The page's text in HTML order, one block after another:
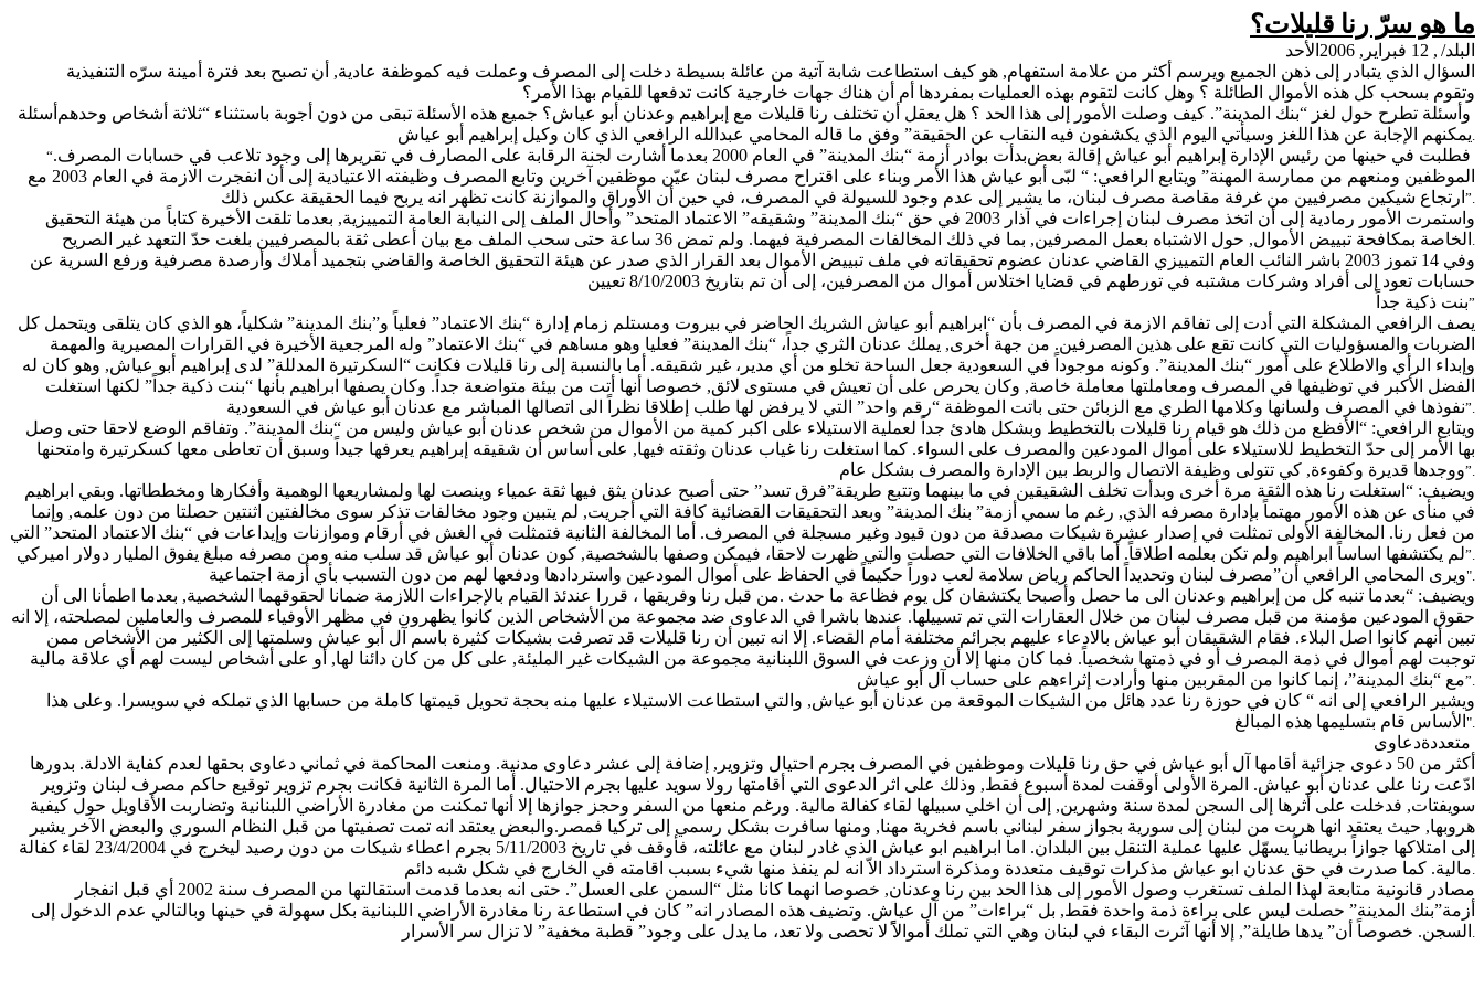
ما هو سرّ رنا قليلات؟
الأحد , 12 فبراير, 2006 البلد/
السؤال الذي يتبادر إلى ذهن الجميع ويرسم أكثر من علامة استفهام, هو كيف استطاعت شابة آتية من عائلة بسيطة دخلت إلى المصرف وعملت فيه كموظفة عادية, أن تصبح بعد فترة أمينة سرّه التنفيذية
وتقوم بسحب كل هذه الأموال الطائلة ؟ وهل كانت لتقوم بهذه العمليات بمفردها أم أن هناك جهات خارجية كانت تدفعها للقيام بهذا الأمر؟
أسئلة
وأسئلة تطرح حول لغز “بنك المدينة”. كيف وصلت الأمور إلى هذا الحد ؟ هل يعقل أن تختلف رنا قليلات مع إبراهيم وعدنان أبو عياش؟ جميع هذه الأسئلة تبقى من دون أجوبة باستثناء “ثلاثة أشخاص وحدهم
يمكنهم الإجابة عن هذا اللغز وسيأتي اليوم الذي يكشفون فيه النقاب عن الحقيقة” وفق ما قاله المحامي عبدالله الرافعي الذي كان وكيل إبراهيم أبو عياش
.
“
بدأت بوادر أزمة “بنك المدينة” في العام 2000 بعدما أشارت لجنة الرقابة على المصارف في تقريرها إلى وجود تلاعب في حسابات المصرف. فطلبت في حينها من رئيس الإدارة إبراهيم أبو عياش إقالة بعض
الموظفين ومنعهم من ممارسة المهنة” ويتابع الرافعي: “ لبّى أبو عياش هذا الأمر وبناء على اقتراح مصرف لبنان عيّن موظفين آخرين وتابع المصرف وظيفته الاعتيادية إلى أن انفجرت الازمة
في العام 2003 مع
ارتجاع شيكين مصرفيين من غرفة مقاصة مصرف لبنان، ما يشير إلى عدم وجود للسيولة في المصرف، في حين أن الأوراق والموازنة كانت تظهر انه يربح فيما الحقيقة عكس ذلك ”.
واستمرت الأمور رمادية إلى أن اتخذ مصرف لبنان إجراءات في آذار 2003 في حق “بنك المدينة” وشقيقه” الاعتماد المتحد” وأحال الملف إلى النيابة العامة التمييزية, بعدما تلقت الأخيرة كتاباً من هيئة التحقيق
الخاصة بمكافحة تبييض الأموال, حول الاشتباه بعمل المصرفين, بما في ذلك المخالفات المصرفية فيهما. ولم تمض 36 ساعة حتى سحب الملف مع بيان أعطى ثقة بالمصرفيين بلغت حدّ التعهد غير الصريح .
وفي 14 تموز 2003 باشر النائب العام التمييزي القاضي عدنان عضوم تحقيقاته في ملف تبييض الأموال بعد القرار الذي صدر عن هيئة التحقيق الخاصة والقاضي بتجميد أملاك وأرصدة مصرفية ورفع السرية عن
حسابات تعود إلى أفراد وشركات مشتبه في تورطهم في قضايا اختلاس أموال من المصرفين، إلى أن تم بتاريخ 8/10/2003 تعيين
بنت ذكية جداً”
يصف الرافعي المشكلة التي أدت إلى تفاقم الازمة في المصرف بأن “ ابراهيم أبو عياش الشريك الحاضر في بيروت ومستلم زمام إدارة “بنك الاعتماد” فعلياً و”بنك المدينة” شكلياً، هو الذي كان يتلقى ويتحمل كل
الضربات والمسؤوليات التي كانت تقع على هذين المصرفين. من جهة أخرى, يملك عدنان الثري جداً، “بنك المدينة” فعليا وهو مساهم في “بنك الاعتماد” وله المرجعية الأخيرة في القرارات المصيرية والمهمة
وإبداء الرأي والاطلاع على أمور “بنك المدينة”. وكونه موجوداً في السعودية جعل الساحة تخلو من أي مدير، غير شقيقه. أما بالنسبة إلى رنا قليلات فكانت “السكرتيرة المدللة” لدى إبراهيم أبو عياش, وهو كان له
الفضل الأكبر في توظيفها في المصرف ومعاملتها معاملة خاصة, وكان يحرص على أن تعيش في مستوى لائق, خصوصا أنها أتت من بيئة متواضعة جداً. وكان يصفها ابراهيم بأنها “بنت ذكية جداً” لكنها استغلت
نفوذها في المصرف ولسانها وكلامها الطري مع الزبائن حتى باتت الموظفة “رقم واحد” التي لا يرفض لها طلب إطلاقا نظراً
الى اتصالها المباشر مع عدنان أبو عياش في السعودية ”.
ويتابع الرافعي: “الأفظع من ذلك هو قيام رنا قليلات بالتخطيط وبشكل هادئ جداً لعملية الاستيلاء على اكبر كمية من الأموال من شخص عدنان أبو عياش وليس من “بنك المدينة”. وتفاقم
الوضع لاحقا حتى وصل
بها الأمر إلى حدّ التخطيط للاستيلاء على أموال المودعين والمصرف على السواء. كما استغلت رنا غياب عدنان وثقته فيها, على أساس أن شقيقه إبراهيم يعرفها جيداً وسبق أن تعاطى معها كسكرتيرة وامتحنها
ووجدها قديرة وكفوءة, كي تتولى وظيفة الاتصال والربط بين الإدارة والمصرف بشكل عام ”.
ويضيف: “استغلت رنا هذه الثقة مرة أخرى وبدأت تخلف الشقيقين في ما بينهما وتتبع طريقة”فرق تسد” حتى أصبح عدنان يثق فيها ثقة عمياء وينصت لها ولمشاريعها الوهمية وأفكارها ومخططاتها. وبقي ابراهيم
في منأى عن هذه الأمور مهتماً بإدارة مصرفه الذي, رغم ما سمي أزمة” بنك المدينة” وبعد التحقيقات القضائية كافة التي أجريت, لم يتبين وجود مخالفات تذكر سوى مخالفتين اثنتين حصلتا من دون علمه, وإنما
من فعل رنا. المخالفة الأولى تمثلت في إصدار عشرة شيكات مصدقة من دون قيود وغير مسجلة في المصرف. أما المخالفة الثانية فتمثلت في الغش في أرقام وموازنات وإيداعات في “بنك الاعتماد المتحد” التي
لم يكتشفها اساساً ابراهيم ولم تكن بعلمه اطلاقاً. أما باقي الخلافات التي حصلت والتي ظهرت لاحقا، فيمكن وصفها بالشخصية, كون عدنان أبو عياش قد سلب منه ومن مصرفه مبلغ يفوق المليار دولار اميركي ”.
ويرى المحامي الرافعي أن”مصرف لبنان وتحديداً الحاكم رياض سلامة لعب دوراً حكيماً في الحفاظ على أموال المودعين واستردادها ودفعها لهم من دون التسبب بأي أزمة اجتماعية".
ويضيف: “بعدما تنبه كل من إبراهيم وعدنان الى ما حصل وأصبحا يكتشفان كل يوم فظاعة ما حدث .من قبل رنا وفريقها ، قررا عندئذ القيام بالإجراءات اللازمة ضمانا لحقوقهما الشخصية, بعدما اطمأنا الى أن
حقوق المودعين مؤمنة من قبل مصرف لبنان من خلال العقارات التي تم تسييلها. عندها باشرا في الدعاوى ضد مجموعة من الأشخاص الذين كانوا يظهرون في مظهر الأوفياء للمصرف والعاملين لمصلحته، إلا انه
تبين أنهم كانوا
اصل البلاء. فقام الشقيقان أبو عياش بالادعاء عليهم بجرائم مختلفة أمام القضاء. إلا انه تبين أن رنا قليلات قد تصرفت بشيكات كثيرة باسم آل أبو عياش وسلمتها إلى الكثير من الأشخاص ممن
توجبت لهم أموال في ذمة المصرف أو في ذمتها شخصياً. فما كان منها إلا أن وزعت في السوق اللبنانية مجموعة من الشيكات غير المليئة, على كل من كان دائنا لها, أو على أشخاص ليست لهم أي علاقة مالية
مع “بنك المدينة”، إنما كانوا من المقربين منها وأرادت إثراءهم على حساب آل أبو عياش ”.
ويشير الرافعي إلى انه “ كان في حوزة رنا عدد هائل من الشيكات الموقعة من عدنان أبو عياش, والتي استطاعت الاستيلاء عليها منه بحجة تحويل قيمتها كاملة من حسابها الذي تملكه في سويسرا. وعلى هذا
الأساس قام بتسليمها هذه المبالغ ".
دعاوىمتعددة
أكثر من 50 دعوى جزائية أقامها آل أبو
عياش في حق رنا قليلات وموظفين في المصرف بجرم احتيال وتزوير, إضافة إلى عشر دعاوى مدنية. ومنعت المحاكمة في ثماني دعاوى بحقها لعدم كفاية الادلة. بدورها
ادّعت رنا على عدنان أبو عياش. المرة الأولى أوقفت لمدة أسبوع فقط, وذلك على اثر الدعوى التي أقامتها رولا سويد عليها بجرم الاحتيال. أما المرة الثانية فكانت بجرم تزوير توقيع حاكم مصرف لبنان وتزوير
سويفتات, فدخلت على أثرها إلى السجن لمدة سنة وشهرين, إلى أن اخلي سبيلها لقاء كفالة مالية. ورغم منعها من السفر وحجز جوازها إلا أنها تمكنت من مغادرة الأراضي اللبنانية وتضاربت الأقاويل حول كيفية
هروبها, حيث يعتقد انها هربت من لبنان إلى سورية بجواز سفر لبناني باسم فخرية مهنا, ومنها سافرت بشكل رسمي إلى تركيا فمصر.والبعض يعتقد انه تمت تصفيتها من قبل النظام السوري والبعض الآخر يشير
إلى امتلاكها جوازاً بريطانياً يسهّل عليها عملية التنقل بين البلدان. اما ابراهيم ابو عياش الذي غادر لبنان مع عائلته، فأوقف في تاريخ 5/11/2003 بجرم اعطاء
شيكات من دون رصيد ليخرج في 23/4/2004 لقاء كفالة
مالية. كما صدرت في حق عدنان ابو عياش مذكرات توقيف متعددة ومذكرة استرداد الاّانه لم ينفذ منها شيء بسبب اقامته في الخارج في شكل شبه دائم .
مصادر قانونية متابعة لهذا الملف تستغرب وصول الأمور إلى هذا الحد بين رنا وعدنان, خصوصا انهما
كانا مثل “السمن على العسل”. حتى انه بعدما قدمت استقالتها من المصرف سنة 2002 أي قبل انفجار
أزمة”بنك المدينة” حصلت ليس على براءة ذمة واحدة فقط, بل “براءات” من آل عياش. وتضيف هذه المصادر انه” كان في استطاعة رنا مغادرة الأراضي اللبنانية بكل سهولة في حينها وبالتالي عدم الدخول إلى
السجن. خصوصاً أن” يدها طايلة”, إلا أنها آثرت البقاء في لبنان وهي التي تملك أموالاًً لا تحصى ولا تعد، ما يدل على وجود” قطبة مخفية” لا تزال سر الأسرار .